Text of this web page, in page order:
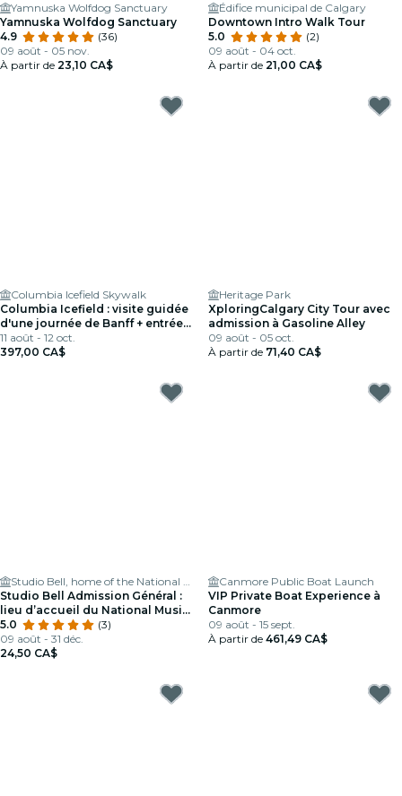
Yamnuska Wolfdog Sanctuary
Yamnuska Wolfdog Sanctuary
4.9
(36)
09 août - 05 nov.
À partir de 23,10 CA$
Édifice municipal de Calgary
Downtown Intro Walk Tour
5.0
(2)
09 août - 04 oct.
À partir de 21,00 CA$
Columbia Icefield Skywalk
Columbia Icefield : visite guidée
d'une journée de Banff + entrée
au Skywalk + déjeuner
11 août - 12 oct.
397,00 CA$
Heritage Park
XploringCalgary City Tour avec
admission à Gasoline Alley
09 août - 05 oct.
À partir de 71,40 CA$
Studio Bell, home of the National Music Centre
Studio Bell Admission Général :
lieu d’accueil du National Music
Centre
5.0
(3)
09 août - 31 déc.
24,50 CA$
Canmore Public Boat Launch
VIP Private Boat Experience à
Canmore
09 août - 15 sept.
À partir de 461,49 CA$